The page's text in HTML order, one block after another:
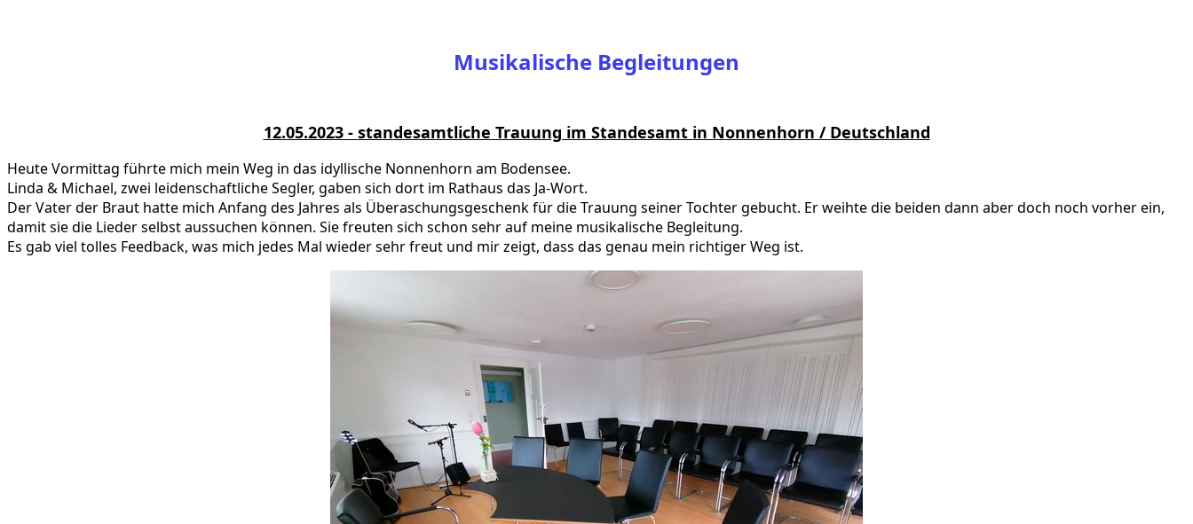
Musikalische Begleitungen
12.05.2023 - standesamtliche Trauung im Standesamt in Nonnenhorn / Deutschland
Heute Vormittag führte mich mein Weg in das idyllische Nonnenhorn am Bodensee.
Linda & Michael, zwei leidenschaftliche Segler, gaben sich dort im Rathaus das Ja-Wort.
Der Vater der Braut hatte mich Anfang des Jahres als Überaschungsgeschenk für die Trauung seiner Tochter gebucht. Er weihte die beiden dann aber doch noch vorher ein,
damit sie die Lieder selbst aussuchen können. Sie freuten sich schon sehr auf meine musikalische Begleitung.
Es gab viel tolles Feedback, was mich jedes Mal wieder sehr freut und mir zeigt, dass das genau mein richtiger Weg ist.